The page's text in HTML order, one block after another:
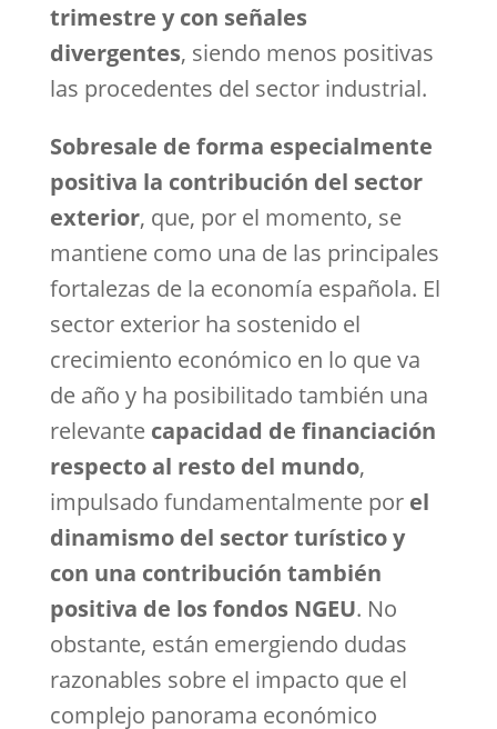
trimestre y con señales
divergentes, siendo menos positivas
las procedentes del sector industrial.
Sobresale de forma especialmente
positiva la contribución del sector
exterior, que, por el momento, se
mantiene como una de las principales
fortalezas de la economía española. El
sector exterior ha sostenido el
crecimiento económico en lo que va
de año y ha posibilitado también una
relevante capacidad de financiación
respecto al resto del mundo,
impulsado fundamentalmente por el
dinamismo del sector turístico y
con una contribución también
positiva de los fondos NGEU. No
obstante, están emergiendo dudas
razonables sobre el impacto que el
complejo panorama económico